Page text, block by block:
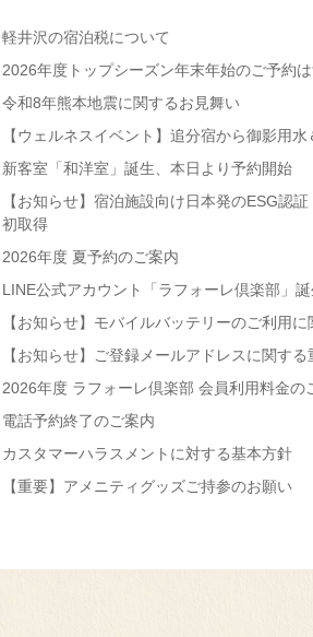
軽井沢の宿泊税について
2026年度トップシーズン年末年始のご予約
令和8年熊本地震に関するお見舞い
【ウェルネスイベント】追分宿から御影用
新客室「和洋室」誕生、本日より予約開始
【お知らせ】宿泊施設向け日本発のESG認
初取得
2026年度 夏予約のご案内
LINE公式アカウント「ラフォーレ倶楽部」誕
【お知らせ】モバイルバッテリーのご利用
【お知らせ】ご登録メールアドレスに関す
2026年度 ラフォーレ倶楽部 会員利用料金の
電話予約終了のご案内
カスタマーハラスメントに対する基本方針
【重要】アメニティグッズご持参のお願い